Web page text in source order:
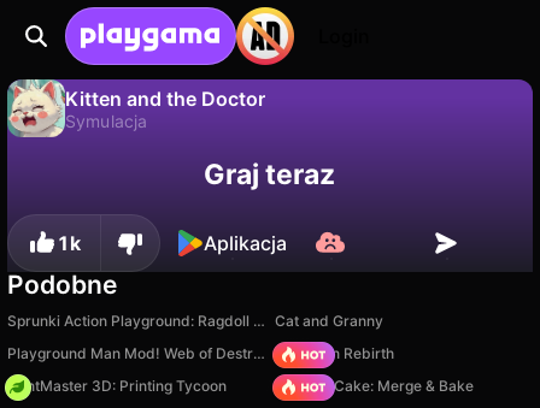
Kitten and the Doctor
Symulacja
Zapisz postępy! Nie
Graj teraz
1k Aplikacja
Podobne
Sprunki Action Playground: Ragdoll Sandbox Cat and Granny
Playground Man Mod! Web of Destruction! Stickman Rebirth
PrintMaster 3D: Printing Tycoon
Piece of Cake: Merge & Bake